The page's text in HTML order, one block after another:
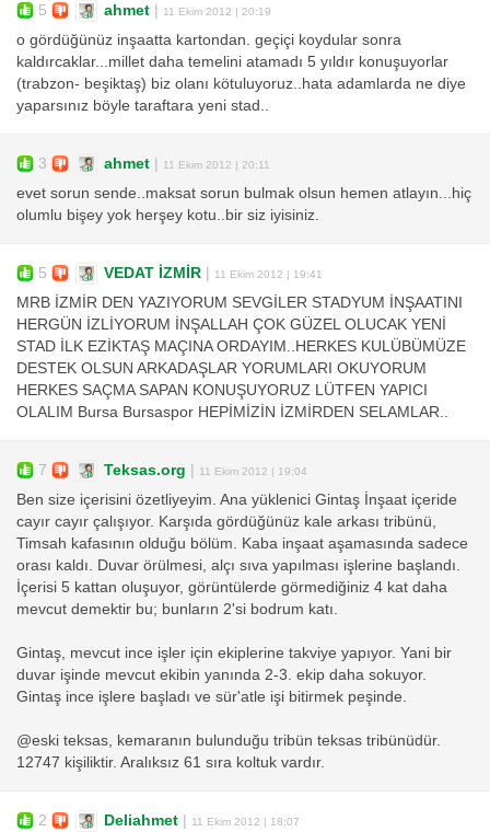
5 ahmet | 11 Ekim 2012 | 20:19
o gördüğünüz inşaatta kartondan. geçiçi koydular sonra
kaldırcaklar...millet daha temelini atamadı 5 yıldır konuşuyorlar
(trabzon- beşiktaş) biz olanı kötuluyoruz..hata adamlarda ne diye
yaparsınız böyle taraftara yeni stad..
3 ahmet | 11 Ekim 2012 | 20:11
evet sorun sende..maksat sorun bulmak olsun hemen atlayın...hiç
olumlu bişey yok herşey kotu..bir siz iyisiniz.
5 VEDAT İZMİR | 11 Ekim 2012 | 19:41
MRB İZMİR DEN YAZIYORUM SEVGİLER STADYUM İNŞAATINI
HERGÜN İZLİYORUM İNŞALLAH ÇOK GÜZEL OLUCAK YENİ
STAD İLK EZİKTAŞ MAÇINA ORDAYIM..HERKES KULÜBÜMÜZE
DESTEK OLSUN ARKADAŞLAR YORUMLARI OKUYORUM
HERKES SAÇMA SAPAN KONUŞUYORUZ LÜTFEN YAPICI
OLALIM Bursa Bursaspor HEPİMİZİN İZMİRDEN SELAMLAR..
7 Teksas.org | 11 Ekim 2012 | 19:04
Ben size içerisini özetliyeyim. Ana yüklenici Gintaş İnşaat içeride
cayır cayır çalışıyor. Karşıda gördüğünüz kale arkası tribünü,
Timsah kafasının olduğu bölüm. Kaba inşaat aşamasında sadece
orası kaldı. Duvar örülmesi, alçı sıva yapılması işlerine başlandı.
İçerisi 5 kattan oluşuyor, görüntülerde görmediğiniz 4 kat daha
mevcut demektir bu; bunların 2'si bodrum katı.
Gintaş, mevcut ince işler için ekiplerine takviye yapıyor. Yani bir
duvar işinde mevcut ekibin yanında 2-3. ekip daha sokuyor.
Gintaş ince işlere başladı ve sür'atle işi bitirmek peşinde.
@eski teksas, kemaranın bulunduğu tribün teksas tribünüdür.
12747 kişiliktir. Aralıksız 61 sıra koltuk vardır.
2 Deliahmet | 11 Ekim 2012 | 18:07